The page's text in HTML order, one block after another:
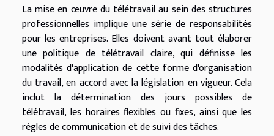
La mise en œuvre du télétravail au sein des structures
professionnelles implique une série de responsabilités
pour les entreprises. Elles doivent avant tout élaborer
une politique de télétravail claire, qui définisse les
modalités d'application de cette forme d'organisation
du travail, en accord avec la législation en vigueur. Cela
inclut la détermination des jours possibles de
télétravail, les horaires flexibles ou fixes, ainsi que les
règles de communication et de suivi des tâches.